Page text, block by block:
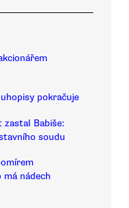
pokračuje
zastal Babiše:
soudu
nádech